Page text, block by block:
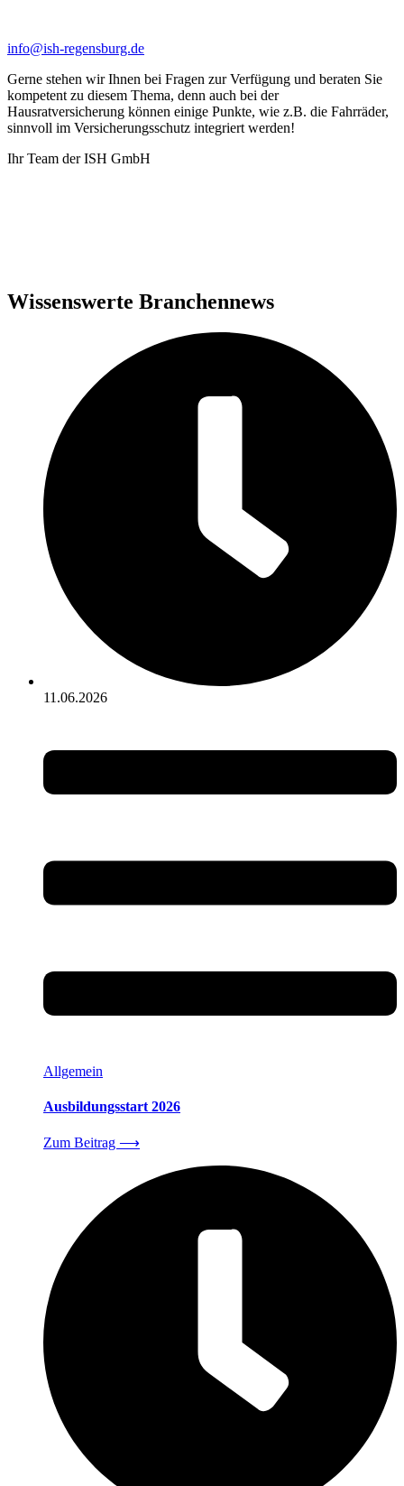
info@ish-regensburg.de
Gerne stehen wir Ihnen bei Fragen zur Verfügung und beraten Sie
kompetent zu diesem Thema, denn auch bei der
Hausratversicherung können einige Punkte, wie z.B. die Fahrräder,
sinnvoll im Versicherungsschutz integriert werden!
Ihr Team der ISH GmbH
Wissenswerte Branchennews
11.06.2026
Allgemein
Ausbildungsstart 2026
Zum Beitrag ⟶